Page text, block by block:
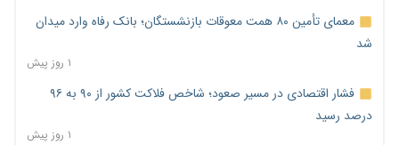
معمای تأمین ۸۰ همت معوقات بازنشستگان؛ بانک رفاه وارد میدان
شد
۱ روز پیش
فشار اقتصادی در مسیر صعود؛ شاخص فلاکت کشور از ۹۰ به ۹۶
درصد رسید
۱ روز پیش